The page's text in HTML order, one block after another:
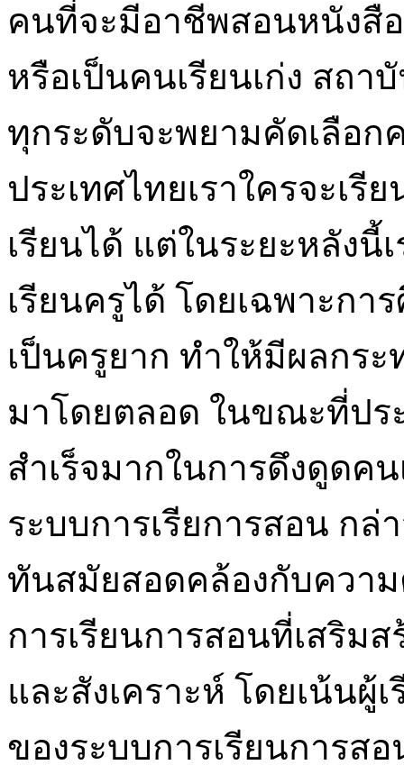
คนที่จะมีอาชีพสอนหนังสื
หรือเป็นคนเรียนเก่ง สถ
ทุกระดับจะพยามคัดเลือก
ประเทศไทยเราใครจะเรี
เรียนได้ แต่ในระยะหลังนี้
เรียนครูได้ โดยเฉพาะก
เป็นครูยาก ทำให้มีผลกร
มาโดยตลอด ในขณะที่ปร
สำเร็จมากในการดึงดูดค
ระบบการเรียการสอน ก
ทันสมัยสอดคล้องกับควา
การเรียนการสอนที่เสริม
และสังเคราะห์ โดยเน้น
ของระบบการเรียนการส